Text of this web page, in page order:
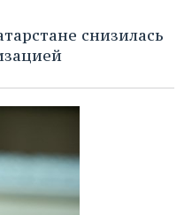
снизилась